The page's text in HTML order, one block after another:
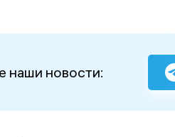
наши новости: